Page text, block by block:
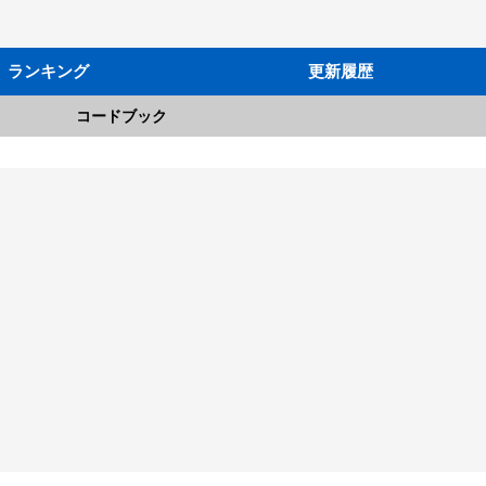
ランキング 更新履歴
コードブック